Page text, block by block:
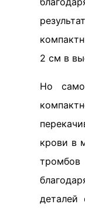
2 см в
Но
крови в